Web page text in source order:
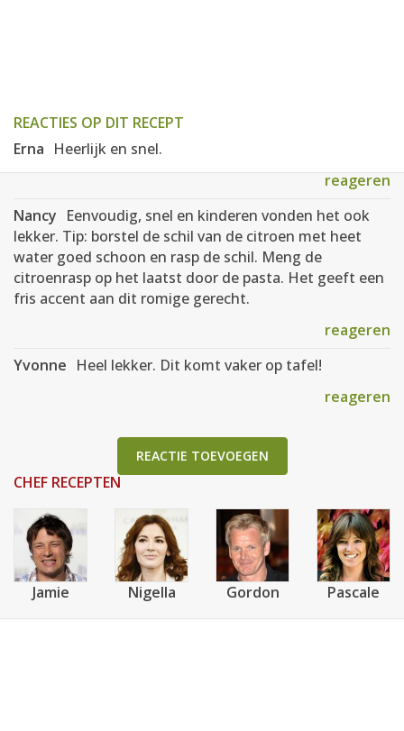
REACTIES OP DIT RECEPT
Erna Heerlijk en snel.
reageren
Nancy Eenvoudig, snel en kinderen vonden het ook
lekker. Tip: borstel de schil van de citroen met heet
water goed schoon en rasp de schil. Meng de
citroenrasp op het laatst door de pasta. Het geeft een
fris accent aan dit romige gerecht.
reageren
Yvonne Heel lekker. Dit komt vaker op tafel!
reageren
REACTIE TOEVOEGEN
CHEF RECEPTEN
Jamie Nigella Gordon Pascale